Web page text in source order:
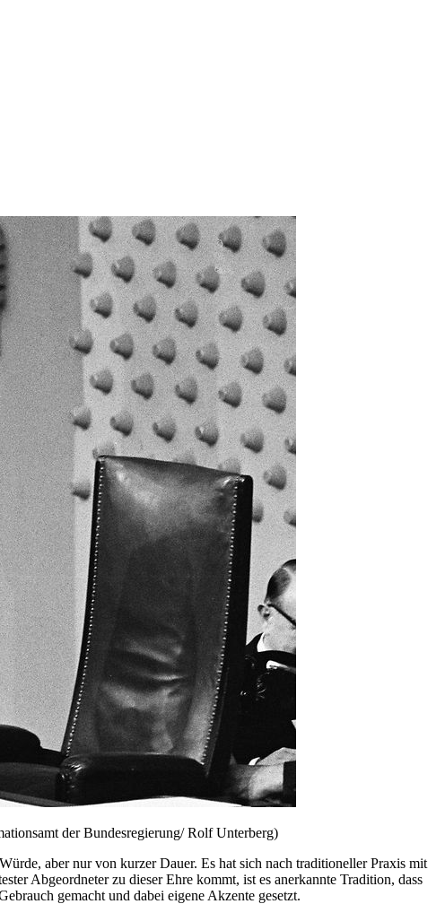
der Bundesregierung/ Rolf Unterberg)
aber nur von kurzer Dauer. Es hat sich nach traditioneller Praxis mit
Abgeordneter zu dieser Ehre kommt, ist es anerkannte Tradition, dass
gemacht und dabei eigene Akzente gesetzt.